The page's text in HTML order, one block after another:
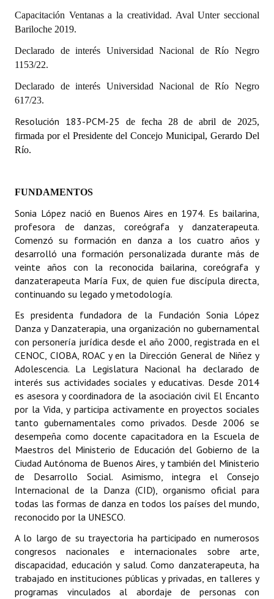
Ciudadano Ilustre - Registro
Huéspedes de Honor - Registro
Antiguos Pobladores - Registro
Bariloche, Municipio intercultural
REFORMA DE LA CARTA ORGÁNICA
Capacitación Ventanas a la creatividad. Aval Unter seccional
Bariloche 2019.
Declarado de interés Universidad Nacional de Río Negro
1153/22.
Declarado de interés Universidad Nacional de Río Negro
617/23.
Resolución 183-PCM-25
de fecha 28 de abril de 2025,
firmada por el Presidente del Concejo Municipal, Gerardo Del
Río.
FUNDAMENTOS
Sonia López nació en Buenos Aires en 1974. Es bailarina,
profesora de danzas, coreógrafa y danzaterapeuta.
Comenzó su formación en danza a los cuatro años y
desarrolló una formación personalizada durante más de
veinte años con la reconocida bailarina, coreógrafa y
danzaterapeuta María Fux, de quien fue discípula directa,
continuando su legado y metodología.
Es presidenta fundadora de la Fundación Sonia López
Danza y Danzaterapia, una organización no gubernamental
con personería jurídica desde el año 2000, registrada en el
CENOC, CIOBA, ROAC y en la Dirección General de Niñez y
Adolescencia. La Legislatura Nacional ha declarado de
interés sus actividades sociales y educativas. Desde 2014
es asesora y coordinadora de la asociación civil El Encanto
por la Vida, y participa activamente en proyectos sociales
tanto gubernamentales como privados. Desde 2006 se
desempeña como docente capacitadora en la Escuela de
Maestros del Ministerio de Educación del Gobierno de la
Ciudad Autónoma de Buenos Aires, y también del Ministerio
de Desarrollo Social. Asimismo, integra el Consejo
Internacional de la Danza (CID), organismo oficial para
todas las formas de danza en todos los países del mundo,
reconocido por la UNESCO.
A lo largo de su trayectoria ha participado en numerosos
congresos nacionales e internacionales sobre arte,
discapacidad, educación y salud. Como danzaterapeuta, ha
trabajado en instituciones públicas y privadas, en talleres y
programas vinculados al abordaje de personas con